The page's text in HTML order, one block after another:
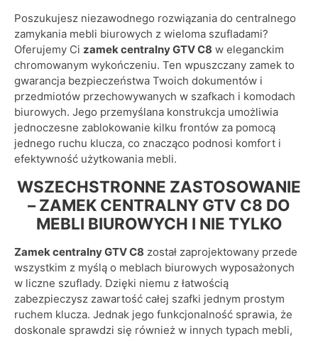
Poszukujesz niezawodnego rozwiązania do centralnego
zamykania mebli biurowych z wieloma szufladami?
Oferujemy Ci zamek centralny GTV C8 w eleganckim
chromowanym wykończeniu. Ten wpuszczany zamek to
gwarancja bezpieczeństwa Twoich dokumentów i
przedmiotów przechowywanych w szafkach i komodach
biurowych. Jego przemyślana konstrukcja umożliwia
jednoczesne zablokowanie kilku frontów za pomocą
jednego ruchu klucza, co znacząco podnosi komfort i
efektywność użytkowania mebli.
WSZECHSTRONNE ZASTOSOWANIE
– ZAMEK CENTRALNY GTV C8 DO
MEBLI BIUROWYCH I NIE TYLKO
Zamek centralny GTV C8 został zaprojektowany przede
wszystkim z myślą o meblach biurowych wyposażonych
w liczne szuflady. Dzięki niemu z łatwością
zabezpieczysz zawartość całej szafki jednym prostym
ruchem klucza. Jednak jego funkcjonalność sprawia, że
doskonale sprawdzi się również w innych typach mebli,